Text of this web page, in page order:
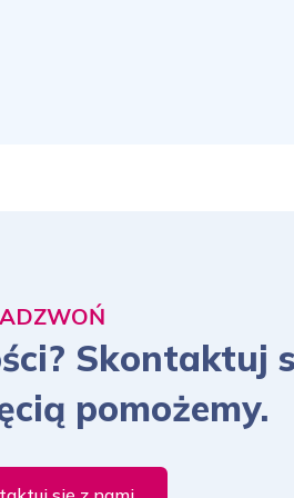
Skontaktuj
pomożemy.